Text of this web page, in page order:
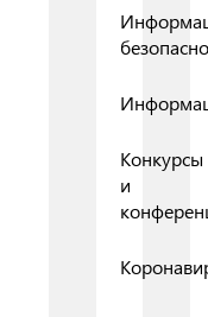
Конкурсы
и